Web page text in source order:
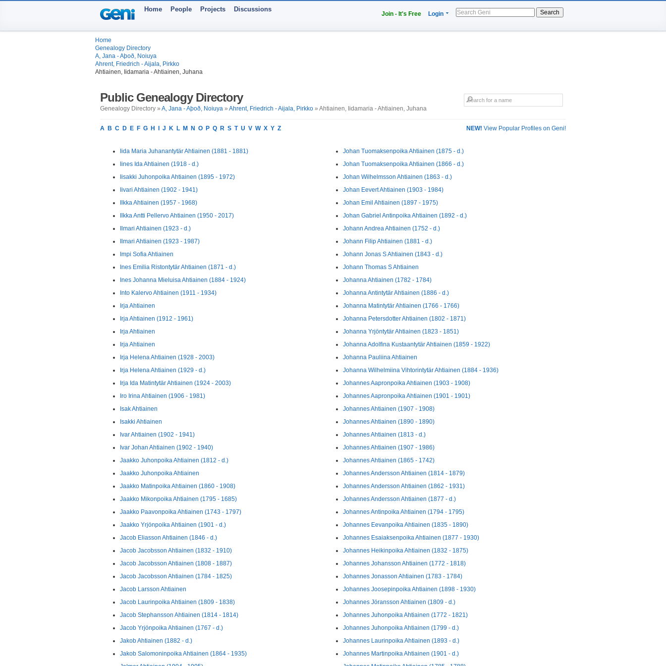
Join - It's Free Login Search
Home People Projects Discussions
Home
Genealogy Directory
A, Jana - Aþoð, Noiuya
Ahrent, Friedrich - Aijala, Pirkko
Ahtiainen, Iidamaria - Ahtiainen, Juhana
Public Genealogy Directory
Genealogy Directory » A, Jana - Aþoð, Noiuya » Ahrent, Friedrich - Aijala, Pirkko » Ahtiainen, Iidamaria - Ahtiainen, Juhana
NEW! View Popular Profiles on Geni!
A B C D E F G H J K L M N O P Q R S T U V W X Y Z
Iida Maria Juhanantytär Ahtiainen (1881 - 1881)
Iines Ida Ahtiainen (1918 - d.)
Iisakki Juhonpoika Ahtiainen (1895 - 1972)
Iivari Ahtiainen (1902 - 1941)
Ilkka Ahtiainen (1957 - 1968)
Ilkka Antti Pellervo Ahtiainen (1950 - 2017)
Ilmari Ahtiainen (1923 - d.)
Ilmari Ahtiainen (1923 - 1987)
Impi Sofia Ahtiainen
Ines Emilia Ristontytär Ahtiainen (1871 - d.)
Ines Johanna Mieluisa Ahtiainen (1884 - 1924)
Into Kalervo Ahtiainen (1911 - 1934)
Irja Ahtiainen
Irja Ahtiainen (1912 - 1961)
Irja Ahtiainen
Irja Ahtiainen
Irja Helena Ahtiainen (1928 - 2003)
Irja Helena Ahtiainen (1929 - d.)
Irja Ida Matintytär Ahtiainen (1924 - 2003)
Iro Irina Ahtiainen (1906 - 1981)
Isak Ahtiainen
Isakki Ahtiainen
Ivar Ahtiainen (1902 - 1941)
Ivar Johan Ahtiainen (1902 - 1940)
Jaakko Juhonpoika Ahtiainen (1812 - d.)
Jaakko Juhonpoika Ahtiainen
Jaakko Matinpoika Ahtiainen (1860 - 1908)
Jaakko Mikonpoika Ahtiainen (1795 - 1685)
Jaakko Paavonpoika Ahtiainen (1743 - 1797)
Jaakko Yrjönpoika Ahtiainen (1901 - d.)
Jacob Eliasson Ahtiainen (1846 - d.)
Jacob Jacobsson Ahtiainen (1832 - 1910)
Jacob Jacobsson Ahtiainen (1808 - 1887)
Jacob Jacobsson Ahtiainen (1784 - 1825)
Jacob Larsson Ahtiainen
Jacob Laurinpoika Ahtiainen (1809 - 1838)
Jacob Stephansson Ahtiainen (1814 - 1814)
Jacob Yrjönpoika Ahtiainen (1767 - d.)
Jakob Ahtiainen (1882 - d.)
Jakob Salomoninpoika Ahtiainen (1864 - 1935)
Johan Tuomaksenpoika Ahtiainen (1875 - d.)
Johan Tuomaksenpoika Ahtiainen (1866 - d.)
Johan Wilhelmsson Ahtiainen (1863 - d.)
Johan Eevert Ahtiainen (1903 - 1984)
Johan Emil Ahtiainen (1897 - 1975)
Johan Gabriel Antinpoika Ahtiainen (1892 - d.)
Johann Andrea Ahtiainen (1752 - d.)
Johann Filip Ahtiainen (1881 - d.)
Johann Jonas S Ahtiainen (1843 - d.)
Johann Thomas S Ahtiainen
Johanna Ahtiainen (1782 - 1784)
Johanna Antintytär Ahtiainen (1886 - d.)
Johanna Matintytär Ahtiainen (1766 - 1766)
Johanna Petersdotter Ahtiainen (1802 - 1871)
Johanna Yrjöntytär Ahtiainen (1823 - 1851)
Johanna Adolfina Kustaantytär Ahtiainen (1859 - 1922)
Johanna Pauliina Ahtiainen
Johanna Wilhelmiina Vihtorintytär Ahtiainen (1884 - 1936)
Johannes Aapronpoika Ahtiainen (1903 - 1908)
Johannes Aapronpoika Ahtiainen (1901 - 1901)
Johannes Ahtiainen (1907 - 1908)
Johannes Ahtiainen (1890 - 1890)
Johannes Ahtiainen (1813 - d.)
Johannes Ahtiainen (1907 - 1986)
Johannes Ahtiainen (1865 - 1742)
Johannes Andersson Ahtiainen (1814 - 1879)
Johannes Andersson Ahtiainen (1862 - 1931)
Johannes Andersson Ahtiainen (1877 - d.)
Johannes Antinpoika Ahtiainen (1794 - 1795)
Johannes Eevanpoika Ahtiainen (1835 - 1890)
Johannes Esaiaksenpoika Ahtiainen (1877 - 1930)
Johannes Heikinpoika Ahtiainen (1832 - 1875)
Johannes Johansson Ahtiainen (1772 - 1818)
Johannes Jonasson Ahtiainen (1783 - 1784)
Johannes Joosepinpoika Ahtiainen (1898 - 1930)
Johannes Jöransson Ahtiainen (1809 - d.)
Johannes Juhonpoika Ahtiainen (1772 - 1821)
Johannes Juhonpoika Ahtiainen (1799 - d.)
Johannes Laurinpoika Ahtiainen (1893 - d.)
Johannes Martinpoika Ahtiainen (1901 - d.)